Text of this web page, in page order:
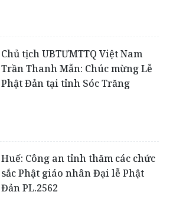
Chủ tịch UBTƯMTTQ Việt Nam
Trần Thanh Mẫn: Chúc mừng Lễ
Phật Đản tại tỉnh Sóc Trăng
Huế: Công an tỉnh thăm các chức
sắc Phật giáo nhân Đại lễ Phật
Đản PL.2562